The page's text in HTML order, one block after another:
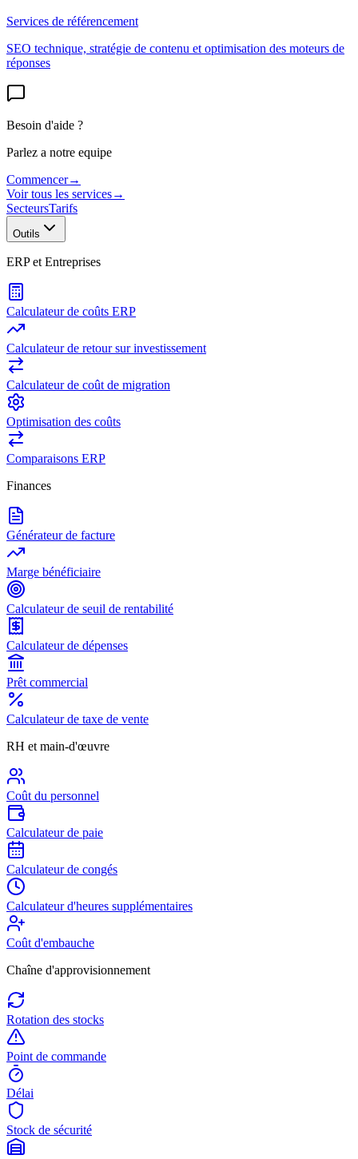
Services de référencement
SEO technique, stratégie de contenu et optimisation des moteurs de
réponses
Besoin d'aide ?
Parlez a notre equipe
Commencer→
Voir tous les services→
SecteursTarifs
Outils
ERP et Entreprises
Calculateur de coûts ERP
Calculateur de retour sur investissement
Calculateur de coût de migration
Optimisation des coûts
Comparaisons ERP
Finances
Générateur de facture
Marge bénéficiaire
Calculateur de seuil de rentabilité
Calculateur de dépenses
Prêt commercial
Calculateur de taxe de vente
RH et main-d'œuvre
Coût du personnel
Calculateur de paie
Calculateur de congés
Calculateur d'heures supplémentaires
Coût d'embauche
Chaîne d'approvisionnement
Rotation des stocks
Point de commande
Délai
Stock de sécurité